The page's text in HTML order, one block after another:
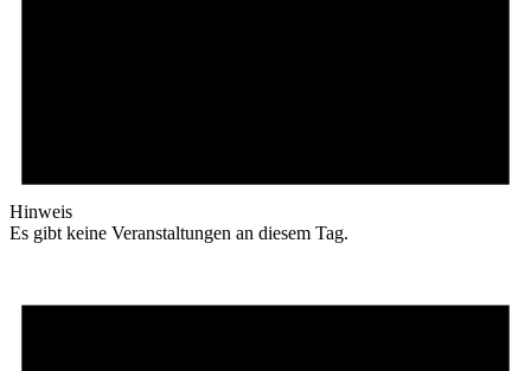
Hinweis
Es gibt keine Veranstaltungen an diesem Tag.